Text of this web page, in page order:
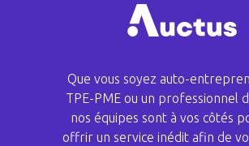
Que vous soyez auto-
TPE-PME ou un professionnel
nos équipes sont à vos côtés
offrir un service inédit afin de